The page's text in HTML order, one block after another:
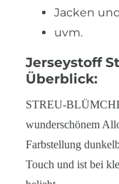
Jacken
uvm.
Jerseystoff
Überblick:
STREU-
wunderschönem
Farbstellung
Touch und ist bei